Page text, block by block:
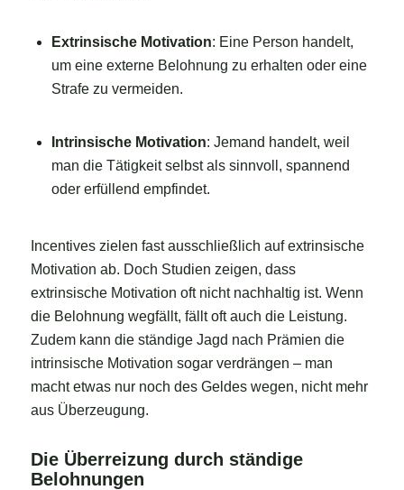
Extrinsische Motivation: Eine Person handelt,
um eine externe Belohnung zu erhalten oder eine
Strafe zu vermeiden.
Intrinsische Motivation: Jemand handelt, weil
man die Tätigkeit selbst als sinnvoll, spannend
oder erfüllend empfindet.
Incentives zielen fast ausschließlich auf extrinsische
Motivation ab. Doch Studien zeigen, dass
extrinsische Motivation oft nicht nachhaltig ist. Wenn
die Belohnung wegfällt, fällt oft auch die Leistung.
Zudem kann die ständige Jagd nach Prämien die
intrinsische Motivation sogar verdrängen – man
macht etwas nur noch des Geldes wegen, nicht mehr
aus Überzeugung.
Die Überreizung durch ständige
Belohnungen